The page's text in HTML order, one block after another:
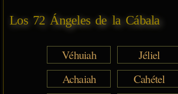
Los 72 Ángeles de la Cábala
Véhuiah Jéliel
Achaiah
Cahétel